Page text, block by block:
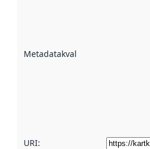
Metadatakvalitet
URI: